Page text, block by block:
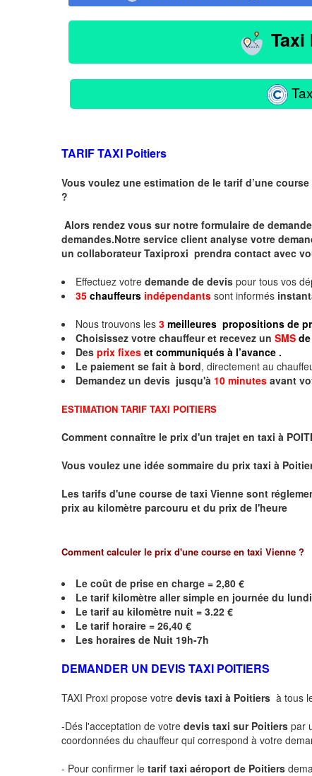
Taxi
TARIF TAXI Poitiers
Vous voulez une estimation de le tarif d’une course
?
Alors rendez vous sur notre formulaire de
demandes.Notre service client analyse votre
un collaborateur Taxiproxi prendra contact avec
Effectuez votre demande de devis pour tous vos
35 chauffeurs indépendants sont informés
Nous trouvons les 3 meilleures propositions de
Choisissez votre chauffeur et recevez un SMS
Des prix fixes et communiqués à l’avance .
Le paiement se fait à bord, directement au
Demandez un devis jusqu'à 10 minutes avant
ESTIMATION TARIF TAXI POITIERS
Comment connaître le prix d'un trajet en taxi à
Vous voulez une idée sommaire du prix taxi à
Les tarifs d'une course de taxi Vienne sont
prix au kilomètre parcouru et du prix de l'heure
Comment calculer le prix d'une course en taxi Vienne ?
Le coût de prise en charge = 2,80 €
Le tarif kilomètre aller simple en journée du
Le tarif au kilomètre nuit = 3.22 €
Le tarif horaire = 26,40 €
Les horaires de Nuit 19h-7h
DEMANDER UN DEVIS TAXI POITIERS
TAXI Proxi propose votre devis taxi à Poitiers à tous
-Dés l'acceptation de votre devis taxi sur Poitiers par
coordonnées du chauffeur qui correspond à votre
- Pour confirmer le tarif taxi aéroport de Poitiers